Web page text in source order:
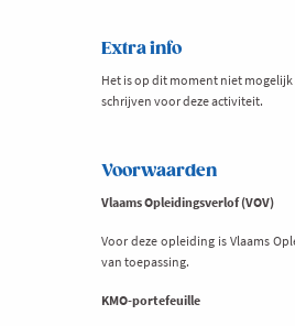
Extra info
Het is op dit moment niet
schrijven voor deze activiteit.
Voorwaarden
Vlaams Opleidingsverlof (VOV)
Voor deze opleiding is Vlaams
van toepassing.
KMO-portefeuille